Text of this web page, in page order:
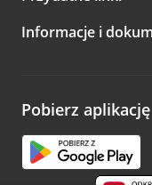
A po wizycie…
Zachęcamy do
opinie.
Informacje i
Pobierz